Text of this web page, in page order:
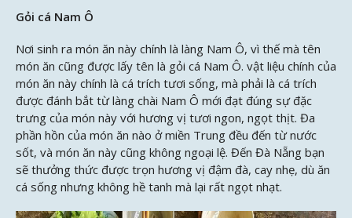
Gỏi cá Nam Ô
Nơi sinh ra món ăn này chính là làng Nam Ô, vì thế mà tên
món ăn cũng được lấy tên là gỏi cá Nam Ô. vật liệu chính của
món ăn này chính là cá trích tươi sống, mà phải là cá trích
được đánh bắt từ làng chài Nam Ô mới đạt đúng sự đặc
trưng của món này với hương vị tươi ngon, ngọt thịt. Đa
phần hồn của món ăn nào ở miền Trung đều đến từ nước
sốt, và món ăn này cũng không ngoại lệ. Đến Đà Nẵng bạn
sẽ thưởng thức được trọn hương vị đậm đà, cay nhẹ, dù ăn
cá sống nhưng không hề tanh mà lại rất ngọt nhạt.